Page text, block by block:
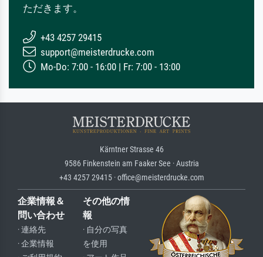
ただきます。
+43 4257 29415
support@meisterdrucke.com
Mo-Do: 7:00 - 16:00 | Fr: 7:00 - 13:00
Kärntner Strasse 46
9586 Finkenstein am Faaker See · Austria
+43 4257 29415 · office@meisterdrucke.com
企業情報＆
問い合わせ
· 連絡先
· 企業情報
その他の情
報
· 自分の写真
を使用